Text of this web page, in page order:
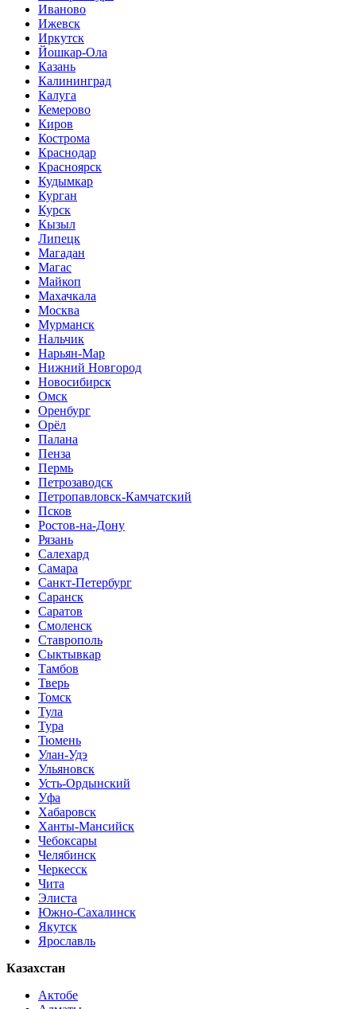
Иваново
Ижевск
Иркутск
Йошкар-Ола
Казань
Калининград
Калуга
Кемерово
Киров
Кострома
Краснодар
Красноярск
Кудымкар
Курган
Курск
Кызыл
Липецк
Магадан
Магас
Майкоп
Махачкала
Москва
Мурманск
Нальчик
Нарьян-Мар
Нижний Новгород
Новосибирск
Омск
Оренбург
Орёл
Палана
Пенза
Пермь
Петрозаводск
Петропавловск-Камчатский
Псков
Ростов-на-Дону
Рязань
Салехард
Самара
Санкт-Петербург
Саранск
Саратов
Смоленск
Ставрополь
Сыктывкар
Тамбов
Тверь
Томск
Тула
Тура
Тюмень
Улан-Удэ
Ульяновск
Усть-Ордынский
Уфа
Хабаровск
Ханты-Мансийск
Чебоксары
Челябинск
Черкесск
Чита
Элиста
Южно-Сахалинск
Якутск
Ярославль
Казахстан
Актобе